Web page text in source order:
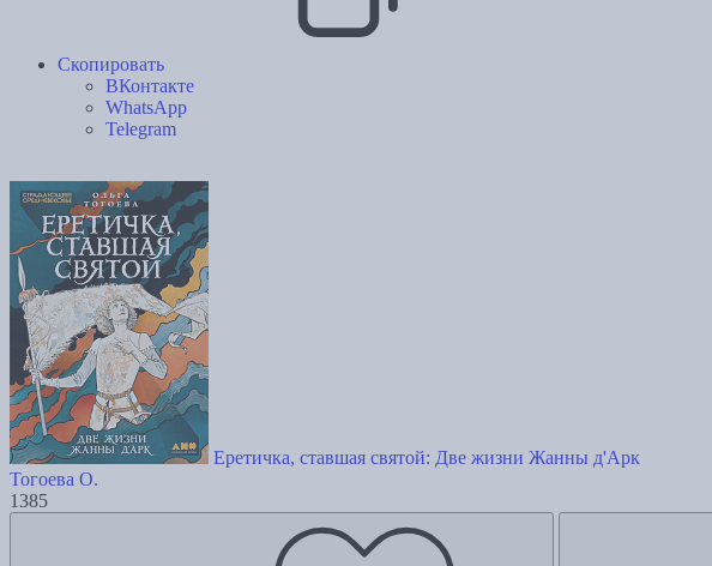
Скопировать
ВКонтакте
WhatsApp
Telegram
Еретичка, ставшая святой: Две жизни Жанны д'Арк
Тогоева О.
1385